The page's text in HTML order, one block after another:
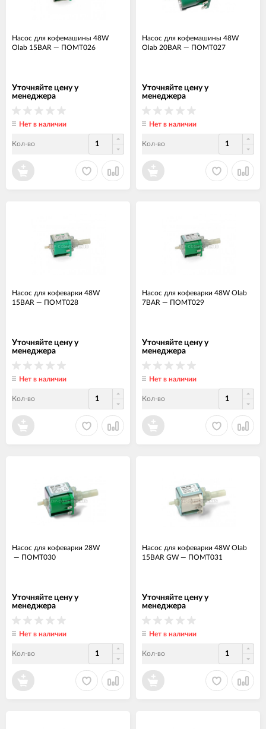
Насос для кофемашины 48W
Olab 15BAR — ПОМТ026
Уточняйте цену у
менеджера
Нет в наличии
Кол-во
Насос для кофемашины 48W
Olab 20BAR — ПОМТ027
Уточняйте цену у
менеджера
Нет в наличии
Кол-во
Насос для кофеварки 48W
15BAR — ПОМТ028
Уточняйте цену у
менеджера
Нет в наличии
Кол-во
Насос для кофеварки 48W Olab
7BAR — ПОМТ029
Уточняйте цену у
менеджера
Нет в наличии
Кол-во
Насос для кофеварки 28W
— ПОМТ030
Уточняйте цену у
менеджера
Нет в наличии
Кол-во
Насос для кофеварки 48W Olab
15BAR GW — ПОМТ031
Уточняйте цену у
менеджера
Нет в наличии
Кол-во